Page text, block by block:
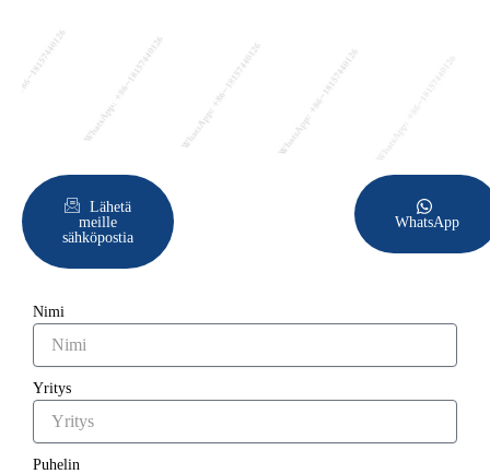
Lähetä
meille
sähköpostia
WhatsApp
Nimi
Yritys
Puhelin